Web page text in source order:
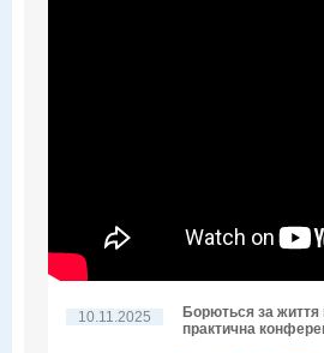
10.11.2025
Борються за життя
практична